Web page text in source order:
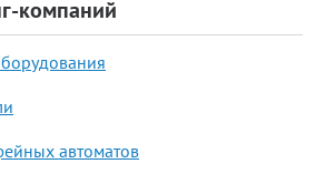
компаний
автоматов